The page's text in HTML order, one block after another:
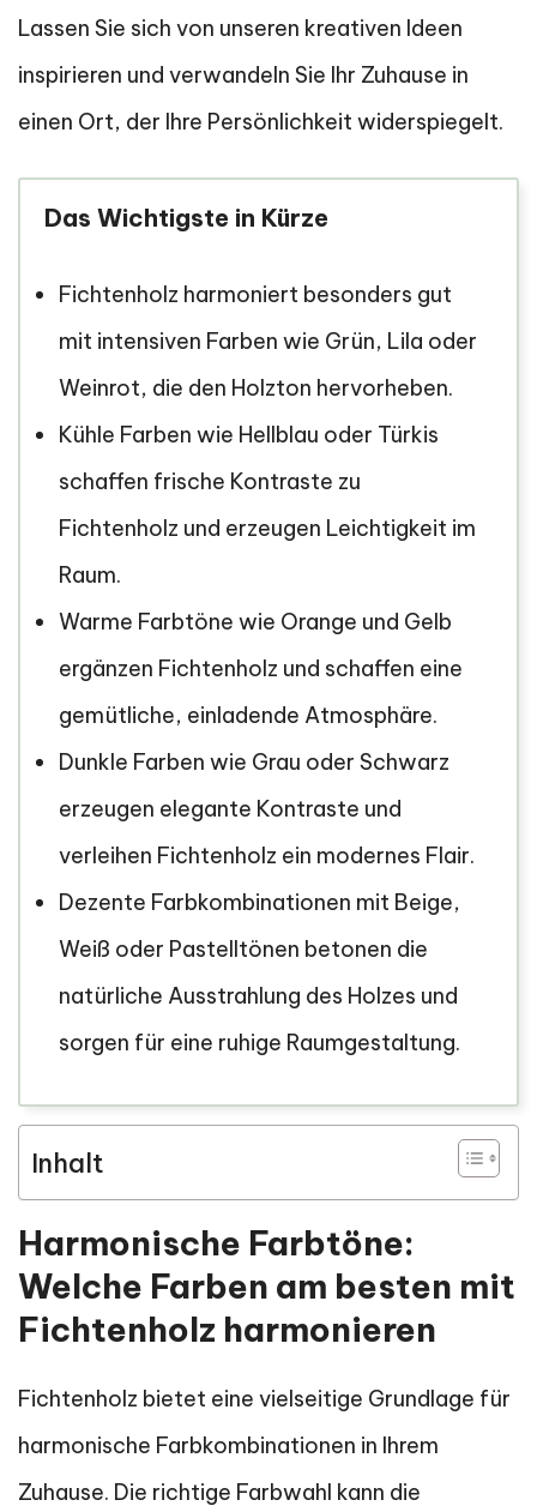
Lassen Sie sich von unseren kreativen Ideen
inspirieren und verwandeln Sie Ihr Zuhause in
einen Ort, der Ihre Persönlichkeit widerspiegelt.
Das Wichtigste in Kürze
Fichtenholz harmoniert besonders gut
mit intensiven Farben wie Grün, Lila oder
Weinrot, die den Holzton hervorheben.
Kühle Farben wie Hellblau oder Türkis
schaffen frische Kontraste zu
Fichtenholz und erzeugen Leichtigkeit im
Raum.
Warme Farbtöne wie Orange und Gelb
ergänzen Fichtenholz und schaffen eine
gemütliche, einladende Atmosphäre.
Dunkle Farben wie Grau oder Schwarz
erzeugen elegante Kontraste und
verleihen Fichtenholz ein modernes Flair.
Dezente Farbkombinationen mit Beige,
Weiß oder Pastelltönen betonen die
natürliche Ausstrahlung des Holzes und
sorgen für eine ruhige Raumgestaltung.
Inhalt
Harmonische Farbtöne:
Welche Farben am besten mit
Fichtenholz harmonieren
Fichtenholz bietet eine vielseitige Grundlage für
harmonische Farbkombinationen in Ihrem
Zuhause. Die richtige Farbwahl kann die